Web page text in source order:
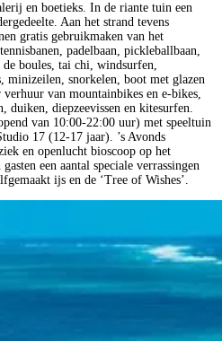
en boetieks. In de riante tuin een
Aan het strand tevens
gratis gebruikmaken van het
padelbaan, pickleballbaan,
boules, tai chi, windsurfen,
minizeilen, snorkelen, boot met glazen
van mountainbikes en e-bikes,
duiken, diepzeevissen en kitesurfen.
van 10:00-22:00 uur) met speeltuin
17 (12-17 jaar). ’s Avonds
en openlucht bioscoop op het
een aantal speciale verrassingen
ijs en de ‘Tree of Wishes’.